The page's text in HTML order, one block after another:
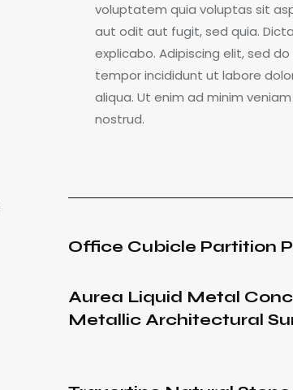
voluptatem quia voluptas sit
aut odit aut fugit, sed quia.
explicabo. Adipiscing elit, sed
tempor incididunt ut labore
aliqua. Ut enim ad minim
nostrud.
Office Cubicle Partition
Aurea Liquid Metal
Metallic Architectural